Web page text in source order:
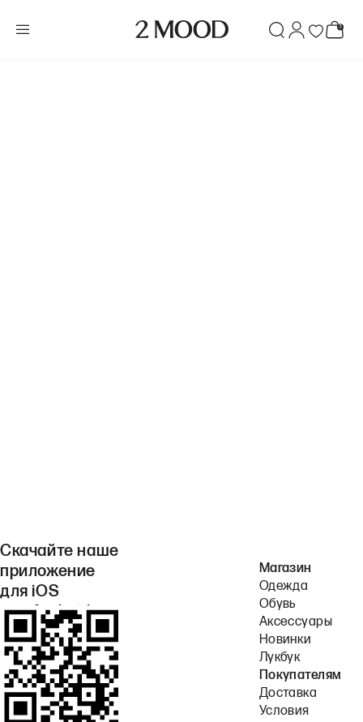
Скачайте наше
приложение
для iOS
или Android.
Магазин
Одежда
Обувь
Аксессуары
Новинки
Лукбук
Покупателям
Доставка
Условия